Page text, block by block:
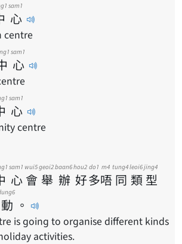
心
sam1
centre
心
sam1
心
sam1
centre
心
sam1
會
wui5
舉
geoi2
辦
baan6
好
hou2
多
do1
唔
m4
同
tung4
類
leoi6
型
jing4
動 。
is going to organise different kinds
activities.